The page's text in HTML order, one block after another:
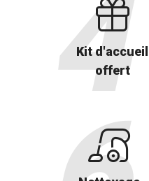
Kit d'accueil
offert